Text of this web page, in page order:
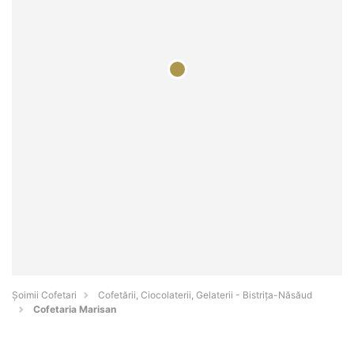
Șoimii Cofetari
Cofetării, Ciocolaterii, Gelaterii - Bistriţa-Năsăud
Cofetaria Marisan